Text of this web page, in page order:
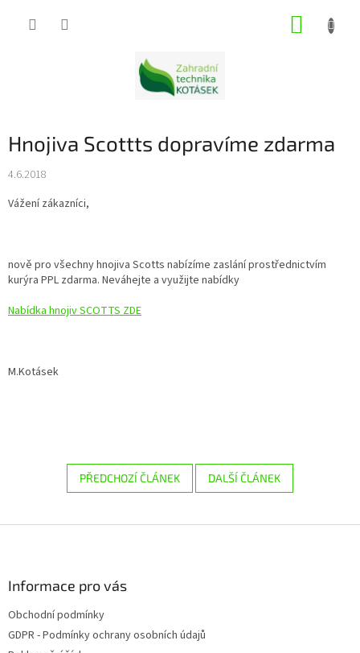
Hnojiva Scottts dopravíme zdarma
4.6.2018
Vážení zákazníci,
nově pro všechny hnojiva Scotts nabízíme zaslání prostřednictvím
kurýra PPL zdarma. Neváhejte a využijte nabídky
Nabídka hnojiv SCOTTS ZDE
M.Kotásek
PŘEDCHOZÍ ČLÁNEK DALŠÍ ČLÁNEK
Informace pro vás
Obchodní podmínky
GDPR - Podmínky ochrany osobních údajů